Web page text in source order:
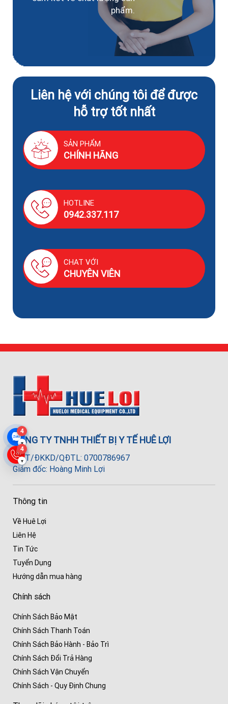
phẩm.
Liên hệ với chúng tôi để được
hỗ trợ tốt nhất
SẢN PHẨM
CHÍNH HÃNG
HOTLINE
0942.337.117
CHAT VỚI
CHUYÊN VIÊN
4
▾
4
▾
CÔNG TY TNHH THIẾT BỊ Y TẾ HUÊ LỢI
MST/ĐKKD/QĐTL: 0700786967
Giám đốc: Hoàng Minh Lợi
Thông tin
Về Huê Lợi
Liên Hệ
Tin Tức
Tuyển Dụng
Hướng dẫn mua hàng
Chính sách
Chính Sách Bảo Mật
Chính Sách Thanh Toán
Chính Sách Bảo Hành - Bảo Trì
Chính Sách Đổi Trả Hàng
Chính Sách Vận Chuyển
Chính Sách - Quy Định Chung